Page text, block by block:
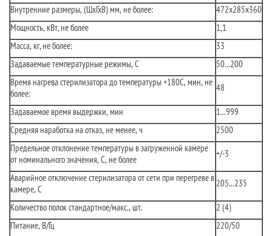
Внутренние размеры, (ШхГхВ) мм, не более:
472х285х360
Мощность, кВт, не более
1,1
Масса, кг, не более:
33
Задаваемые температурные режимы, С
50...200
Время нагрева стерилизатора до температуры +180С, мин, не
более:
48
Задаваемое время выдержки, мин
1...999
Средняя наработка на отказ, не менее, ч
2500
Предельное отклонение температуры в загруженной камере
от номинального значения, С, не более
+/-3
Аварийное отключение стерилизатора от сети при перегреве в
камере, С
205...235
Количество полок стандартное/макс., шт.
2 (4)
Питание, В/Гц
220/50